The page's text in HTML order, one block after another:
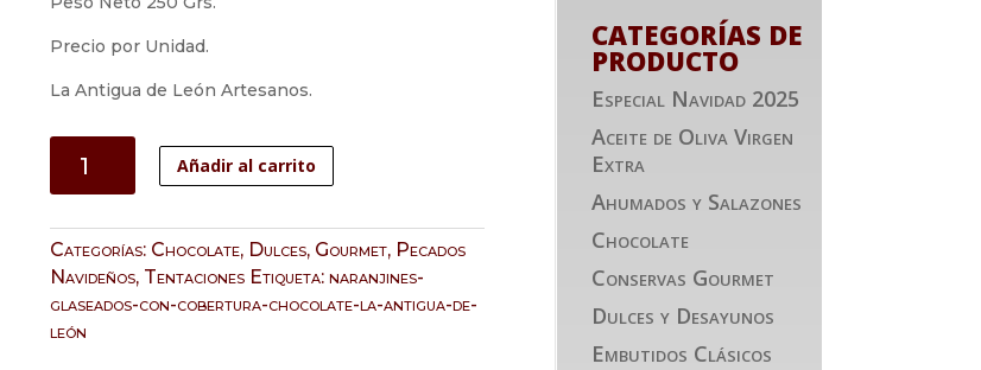
Precio por Unidad.
La Antigua de León Artesanos.
Glaseados
con
Cobertura
de
Chocolate
cantidad
Añadir al carrito
Categorías: Chocolate, Dulces, Gourmet, Pecados
Navideños, Tentaciones Etiqueta: naranjines-
glaseados-con-cobertura-chocolate-la-antigua-de-
león
CATEGORÍAS DE
PRODUCTO
Especial Navidad 2025
Aceite de Oliva Virgen
Extra
Ahumados y Salazones
Chocolate
Conservas Gourmet
Dulces y Desayunos
Embutidos Clásicos